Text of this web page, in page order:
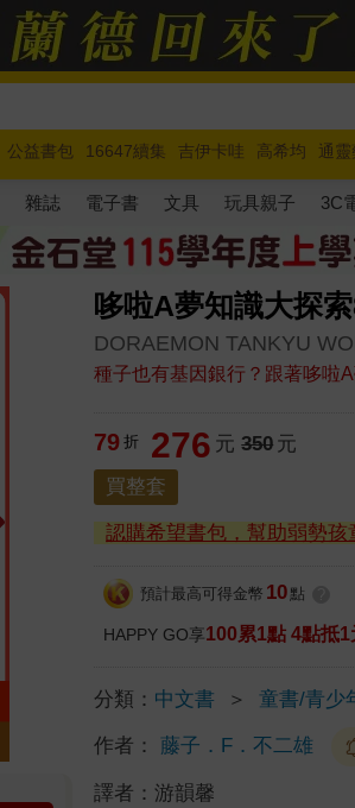
公益書包 16647續集 吉伊卡哇 高希均
通靈
馬斯克 玩具總動員5 超慢跑
雜誌 電子書 文具 玩具親子 3C
哆啦A夢知識大探
DORAEMON TANKYU
種子也有基因銀行？跟著哆啦
79 折 276 元 350 元
買整套
認購希望書包，幫助弱勢孩
預計最高可得金幣 10 點
HAPPY GO享100累1點 4點抵1
分類： 中文書 ＞ 童書/青少
作者： 藤子．F．不二雄
譯者： 游韻馨